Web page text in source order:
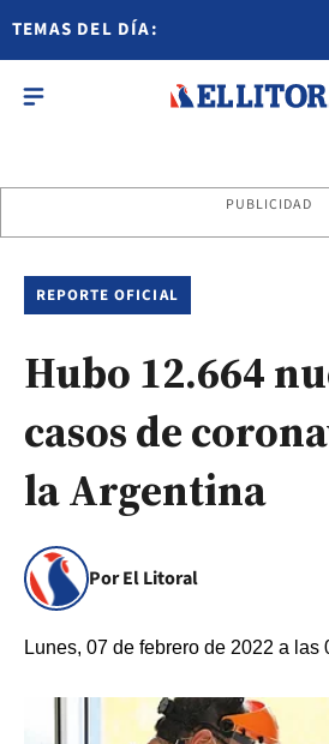
TEMAS DEL DÍA:
PUBLICIDAD
REPORTE OFICIAL
Hubo 12.664
casos de
la Argentina
Por El Litoral
Lunes, 07 de febrero de 2022 a las